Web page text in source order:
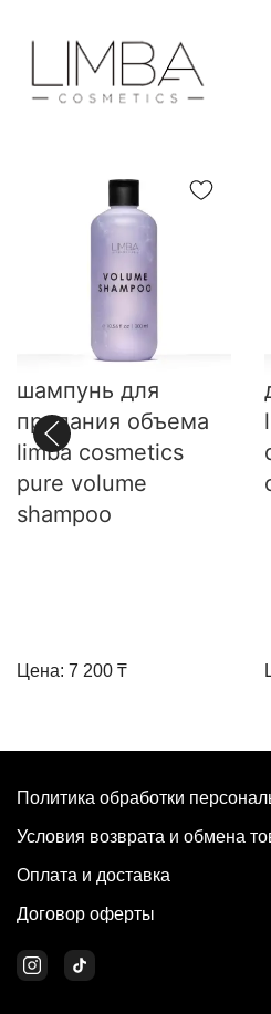
шампунь для
придания объема
limba cosmetics
pure volume
shampoo
Цена: 7 200 ₸
Политика обработки
Условия возврата и обмена
Оплата и доставка
Договор оферты